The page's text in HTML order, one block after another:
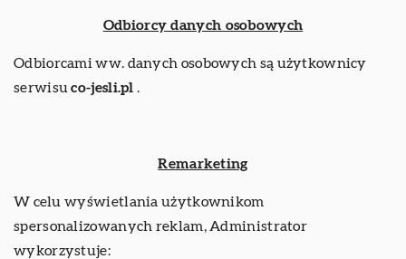
Odbiorcy danych osobowych
Odbiorcami ww. danych osobowych są użytkownicy
serwisuco-jesli.pl .
Remarketing
W celu wyświetlania użytkownikom
spersonalizowanych reklam, Administrator
wykorzystuje: